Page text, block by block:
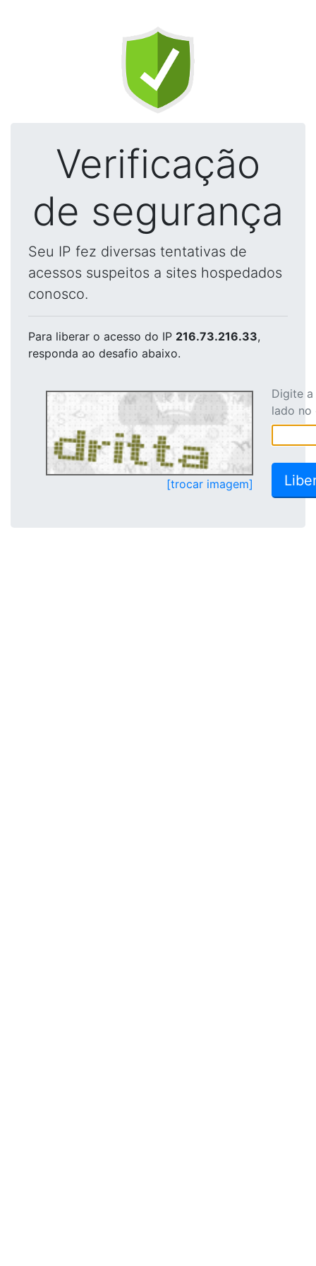
Verificação
de segurança
Seu IP fez diversas tentativas de
acessos suspeitos a sites hospedados
conosco.
Para liberar o acesso do IP 216.73.216.33,
responda ao desafio abaixo.
[trocar imagem]
Digite
lado no